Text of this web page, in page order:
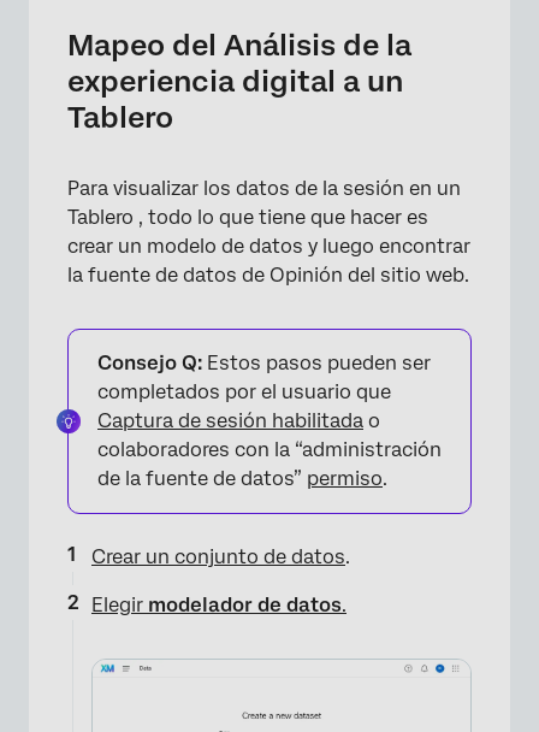
Mapeo del Análisis de la
experiencia digital a un
Tablero
Para visualizar los datos de la sesión en un
Tablero , todo lo que tiene que hacer es
crear un modelo de datos y luego encontrar
la fuente de datos de Opinión del sitio web.
Consejo Q: Estos pasos pueden ser
completados por el usuario que
Captura de sesión habilitada o
colaboradores con la “administración
de la fuente de datos” permiso.
Crear un conjunto de datos.
Elegir modelador de datos.